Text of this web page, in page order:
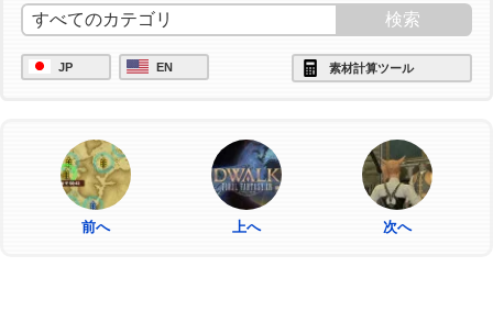
JP EN 素材計算ツール
前へ 上へ 次へ